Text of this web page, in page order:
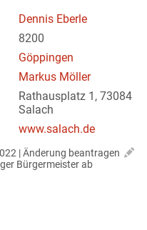
Dennis Eberle
8200
Göppingen
Markus Möller
Rathausplatz 1, 73084
Salach
www.salach.de
| Änderung beantragen
Bürgermeister ab